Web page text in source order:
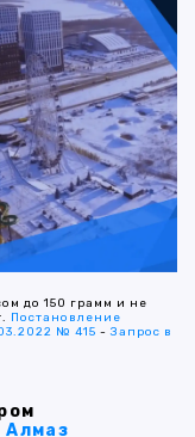
до 150 грамм и не
Постановление
№ 415 -Запрос в
Алмаз